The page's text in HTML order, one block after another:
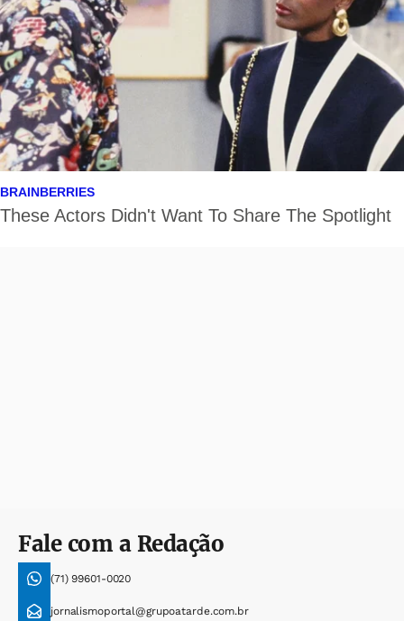
Fale com a Redação
(71) 99601-0020
jornalismoportal@grupoatarde.com.br